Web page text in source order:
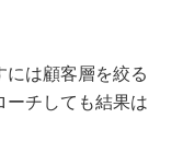
には顧客層を絞る
ーチしても結果は